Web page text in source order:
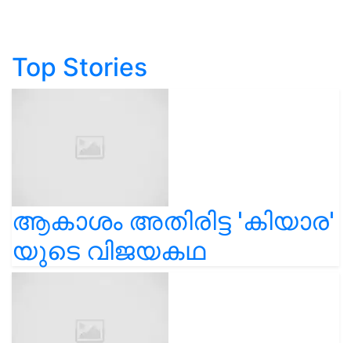
Top Stories
ആകാശം അതിരിട്ട 'കിയാര'
യുടെ വിജയകഥ